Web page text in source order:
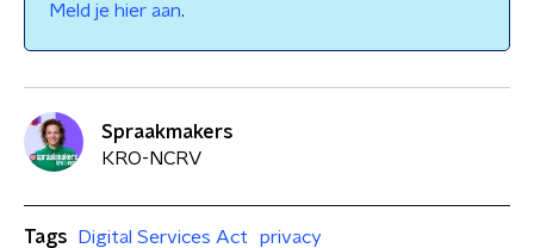
Meld je hier aan.
Spraakmakers
KRO-NCRV
Tags Digital Services Act
privacy